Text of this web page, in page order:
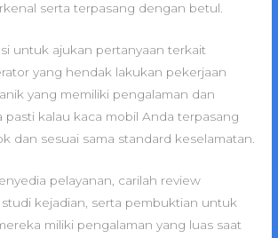
serta terpasang dengan betul.
untuk ajukan pertanyaan terkait
yang hendak lakukan pekerjaan
yang memiliki pengalaman dan
pasti kalau kaca mobil Anda terpasang
dan sesuai sama standard keselamatan.
pelayanan, carilah review
kejadian, serta pembuktian untuk
miliki pengalaman yang luas saat